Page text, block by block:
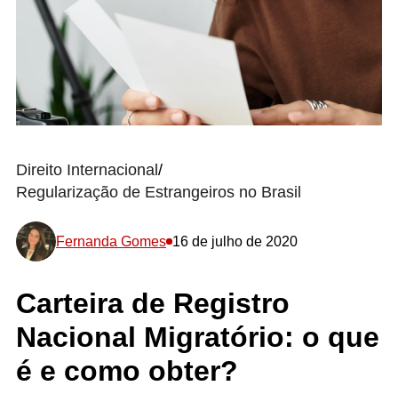
Direito Internacional /
Regularização de Estrangeiros no Brasil
Fernanda Gomes 16 de julho de 2020
Carteira de Registro
Nacional Migratório: o que
é e como obter?